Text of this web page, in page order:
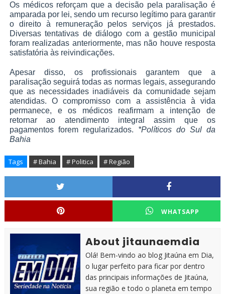
Os médicos reforçam que a decisão pela paralisação é
amparada por lei, sendo um recurso legítimo para garantir
o direito à remuneração pelos serviços já prestados.
Diversas tentativas de diálogo com a gestão municipal
foram realizadas anteriormente, mas não houve resposta
satisfatória às reivindicações.
Apesar disso, os profissionais garantem que a
paralisação seguirá todas as normas legais, assegurando
que as necessidades inadiáveis da comunidade sejam
atendidas. O compromisso com a assistência à vida
permanece, e os médicos reafirmam a intenção de
retornar ao atendimento integral assim que os
pagamentos forem regularizados. *Políticos do Sul da
Bahia
Tags # Bahia # Politica # Região
WHATSAPP
About jitaunaemdia
Olá! Bem-vindo ao blog Jitaúna em Dia,
o lugar perfeito para ficar por dentro
das principais informações de Jitaúna,
sua região e todo o planeta em tempo